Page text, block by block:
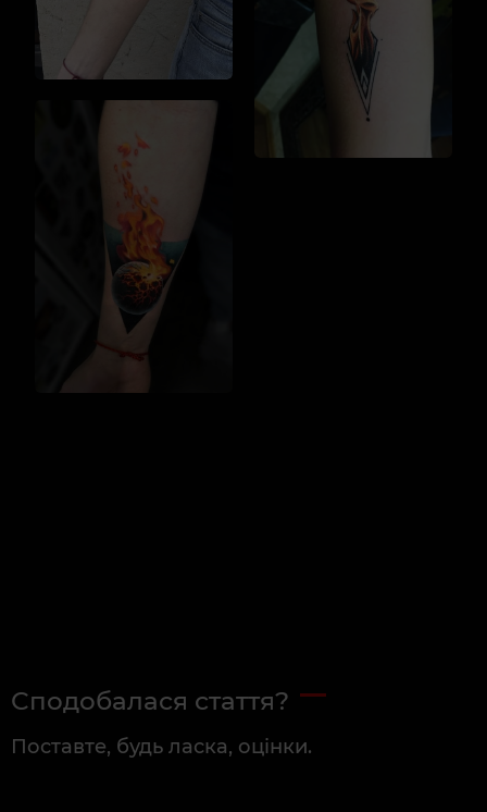
Сподобалася стаття?
Поставте, будь ласка, оцінки.